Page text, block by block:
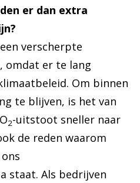
er dan extra
verscherpte
omdat er te lang
Om binnen
te blijven, is het van
2-uitstoot sneller naar
de reden waarom
staat. Als bedrijven